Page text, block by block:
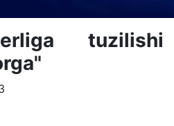
tuzilishi